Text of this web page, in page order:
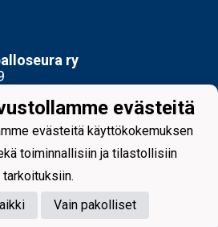
ry
17 ja To 15-18
evästeitä
evästeitä käyttökokemuksen
toiminnallisiin ja tilastollisiin
tarkoituksiin.
Vain pakolliset